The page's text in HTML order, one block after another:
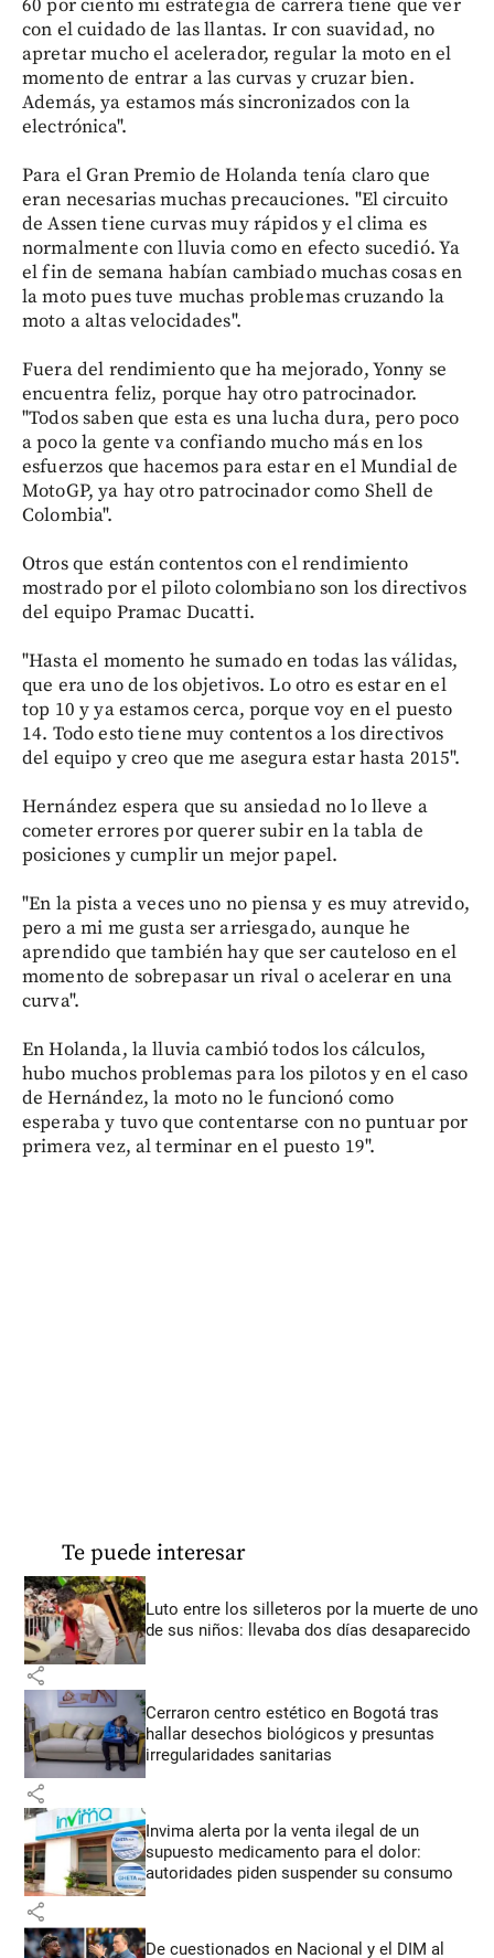
60 por ciento mi estrategia de carrera tiene que ver
con el cuidado de las llantas. Ir con suavidad, no
apretar mucho el acelerador, regular la moto en el
momento de entrar a las curvas y cruzar bien.
Además, ya estamos más sincronizados con la
electrónica".
Para el Gran Premio de Holanda tenía claro que
eran necesarias muchas precauciones. "El circuito
de Assen tiene curvas muy rápidos y el clima es
normalmente con lluvia como en efecto sucedió. Ya
el fin de semana habían cambiado muchas cosas en
la moto pues tuve muchas problemas cruzando la
moto a altas velocidades".
Fuera del rendimiento que ha mejorado, Yonny se
encuentra feliz, porque hay otro patrocinador.
"Todos saben que esta es una lucha dura, pero poco
a poco la gente va confiando mucho más en los
esfuerzos que hacemos para estar en el Mundial de
MotoGP, ya hay otro patrocinador como Shell de
Colombia".
Otros que están contentos con el rendimiento
mostrado por el piloto colombiano son los directivos
del equipo Pramac Ducatti.
"Hasta el momento he sumado en todas las válidas,
que era uno de los objetivos. Lo otro es estar en el
top 10 y ya estamos cerca, porque voy en el puesto
14. Todo esto tiene muy contentos a los directivos
del equipo y creo que me asegura estar hasta 2015".
Hernández espera que su ansiedad no lo lleve a
cometer errores por querer subir en la tabla de
posiciones y cumplir un mejor papel.
"En la pista a veces uno no piensa y es muy atrevido,
pero a mi me gusta ser arriesgado, aunque he
aprendido que también hay que ser cauteloso en el
momento de sobrepasar un rival o acelerar en una
curva".
En Holanda, la lluvia cambió todos los cálculos,
hubo muchos problemas para los pilotos y en el caso
de Hernández, la moto no le funcionó como
esperaba y tuvo que contentarse con no puntuar por
primera vez, al terminar en el puesto 19".
Te puede interesar
Luto entre los silleteros por la muerte de uno
de sus niños: llevaba dos días desaparecido
share
Cerraron centro estético en Bogotá tras
hallar desechos biológicos y presuntas
irregularidades sanitarias
share
Invima alerta por la venta ilegal de un
supuesto medicamento para el dolor:
autoridades piden suspender su consumo
share
De cuestionados en Nacional y el DIM al